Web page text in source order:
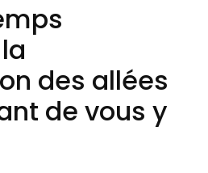
des allées
de vous y